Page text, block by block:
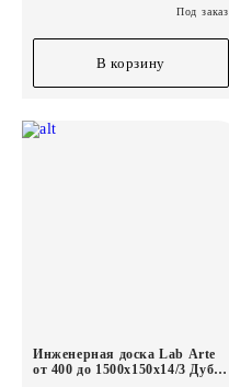
Под заказ
В корзину
Инженерная доска Lab Arte
от 400 до 1500х150х14/3 Дуб